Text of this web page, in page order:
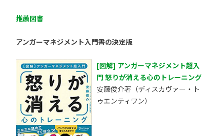
推薦図書
アンガーマネジメント入門書の決定版
[図解] アンガーマネジメント超入
門 怒りが消える心のトレーニング
安藤俊介著（ディスカヴァー・ト
ゥエンティワン）